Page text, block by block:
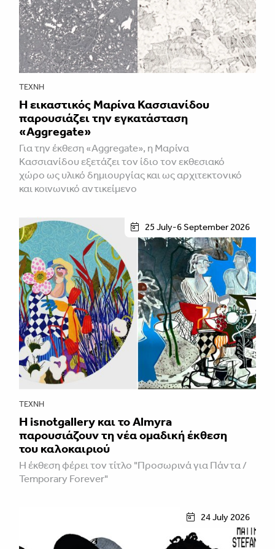
ΤΈΧΝΗ
Η εικαστικός Μαρίνα Κασσιανίδου
παρουσιάζει την εγκατάσταση
«Aggregate»
Για την έκθεση «Aggregate», η Μαρίνα
Κασσιανίδου εξετάζει τον ίδιο τον εκθεσιακό
χώρο ως υλικό δημιουργίας και ως αρχιτεκτονικό
και κοινωνικό αντικείμενο
25 July-6 September 2026
ΤΈΧΝΗ
Η isnotgallery και το Almyra
παρουσιάζουν τη νέα ομαδική έκθεση
του καλοκαιριού
Η έκθεση φέρει τον τίτλο "Προσωρινά για Πάντα /
Temporary Forever"
24 July 2026